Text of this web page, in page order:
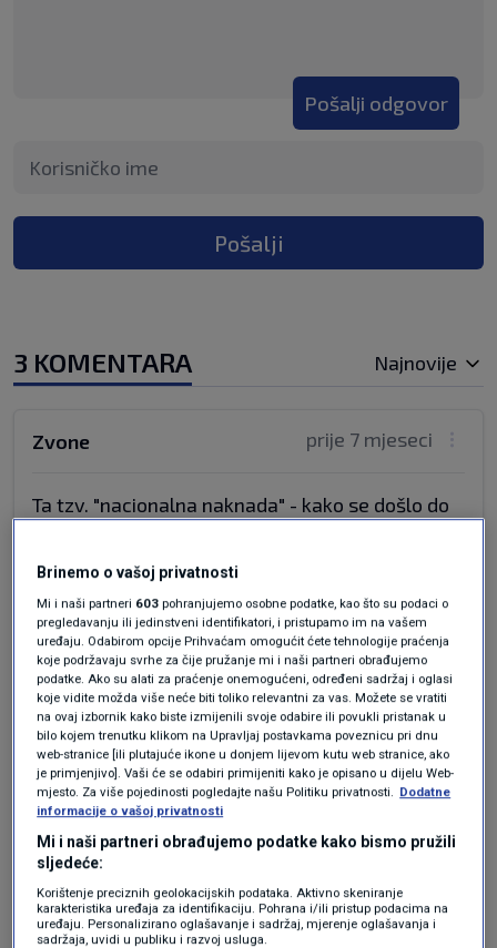
Pošalji odgovor
Pošalji
3 KOMENTARA Najnovije
prije 7 mjeseci
Zvone
Ta tzv. "nacionalna naknada" - kako se došlo do
toliko) stanovnika Hrvatske koji nisu za života
stekli staž i dobili su nacionalnu naknadu, dok je
sve ostalo što prima nacionalnu naknadu
stanovništvo BiH (koje se nema namjeru odreći
svoga u BiH) koje je u Hrvatskoj dobilo
zemljišta, kuće, stanove, namještaj i nacionalnu
naknadu, bez da su prst pomaknuli u RH.
Do kad će Vlada plaćati to dok istovremeno
uskraćuje sva slična ili ista prava građanima RH
rođenih u Hrvatskoj??
Brinemo o vašoj privatnosti
Mi i naši partneri 603 pohranjujemo osobne podatke, kao što su podaci o
pregledavanju ili jedinstveni identifikatori, i pristupamo im na vašem
uređaju. Odabirom opcije Prihvaćam omogućit ćete tehnologije praćenja
koje podržavaju svrhe za čije pružanje mi i naši partneri obrađujemo
podatke. Ako su alati za praćenje onemogućeni, određeni sadržaj i oglasi
koje vidite možda više neće biti toliko relevantni za vas. Možete se vratiti
na ovaj izbornik kako biste izmijenili svoje odabire ili povukli pristanak u
bilo kojem trenutku klikom na Upravljaj postavkama poveznicu pri dnu
web-stranice [ili plutajuće ikone u donjem lijevom kutu web stranice, ako
je primjenjivo]. Vaši će se odabiri primijeniti kako je opisano u dijelu Web-
mjesto. Za više pojedinosti pogledajte našu Politiku privatnosti. Dodatne
informacije o vašoj privatnosti
Mi i naši partneri obrađujemo podatke kako bismo pružili
sljedeće:
Korištenje preciznih geolokacijskih podataka. Aktivno skeniranje
karakteristika uređaja za identifikaciju. Pohrana i/ili pristup podacima na
uređaju. Personalizirano oglašavanje i sadržaj, mjerenje oglašavanja i
sadržaja, uvidi u publiku i razvoj usluga.